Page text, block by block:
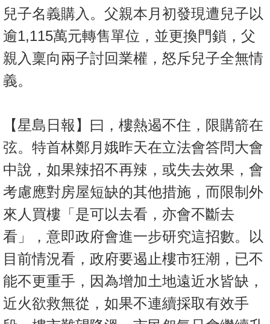
兒子名義購入。父親本月初發現遭兒子以
逾1,115萬元轉售單位，並更換門鎖，父
親入稟向兩子討回業權，怒斥兒子全無情
義。
【星島日報】曰，樓熱遏不住，限購箭在
弦。特首林鄭月娥昨天在立法會答問大會
中說，如果辣招不再辣，或失去效果，會
考慮應對房屋短缺的其他措施，而限制外
來人買樓「是可以去看，亦會不斷去
看」，意即政府會進一步研究這招數。以
目前情況看，政府要遏止樓市狂潮，已不
能不更重手，因為增加土地遠近水皆缺，
近火欲救無從，如果不連續採取有效手